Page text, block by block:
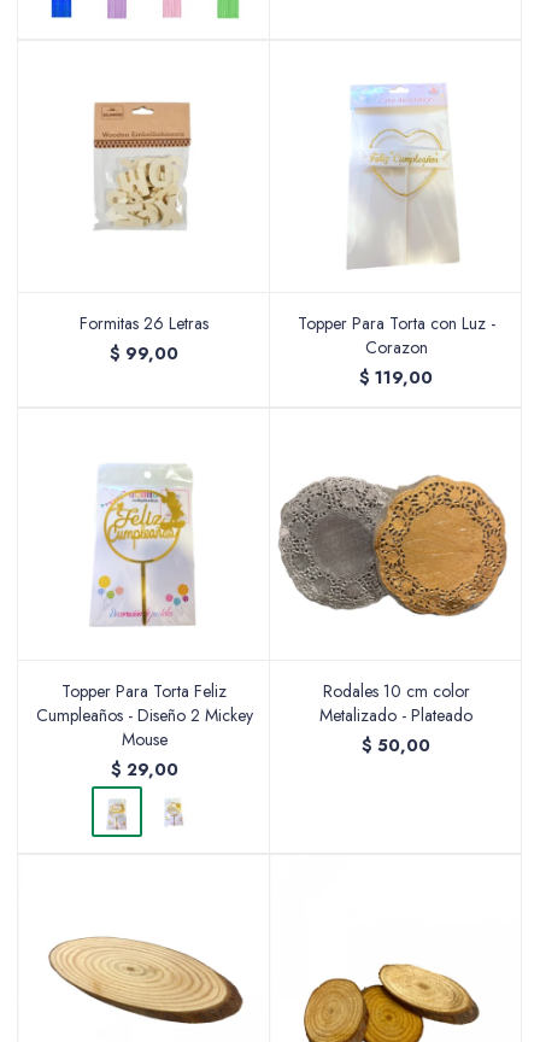
Formitas 26 Letras
$ 99,00
Topper Para Torta con Luz -
Corazon
$ 119,00
Topper Para Torta Feliz
Cumpleaños - Diseño 2 Mickey
Mouse
$ 29,00
Rodales 10 cm color
Metalizado - Plateado
$ 50,00
Pinturas
Soportes Artísticos
Valijas y atriles
Accesorios de arte
Packs